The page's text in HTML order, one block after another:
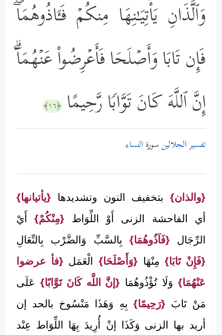
وَٱلَّذَانِ یَأۡتِیَـٰنِهَا مِنكُمۡ فَـَٔاذُوهُمَاۖ
فَإِن تَابَا وَأَصۡلَحَا فَأَعۡرِضُواْ عَنۡهُمَاۤۗ
إِنَّ ٱللَّهَ كَانَ تَوَّابࣰا رَّحِیمًا ﴿١٦﴾
تفسير الجلالينسورة النساء
{والذان} بتخفيف النون وتشديدها {يأتيانها}
أي الفاحشة الزنى أَوْ اللِّوَاط {مِنْكُمْ}أَيْ
الرِّجَال {فَآذُوهُمَا} بِالسَّبِّ وَالضَّرْب بِالنِّعَالِ
{فَإِنْ تَابَا}مِنْهَا {وَأَصْلَحَا}الْعَمَل {فأ عرضوا
عَنْهُمَا}وَلَا تُؤْذُوهُمَا {إنَّ اللَّه كَانَ تَوَّابًا} عَلَى
مَنْ تَابَ {رَحِيمًا} بِهِ وَهَذَا مَنْسُوخ بالحد إن
أريد بها الزنى وَكَذَا إنْ أُرِيدَ بِهَا اللِّوَاط عِنْد